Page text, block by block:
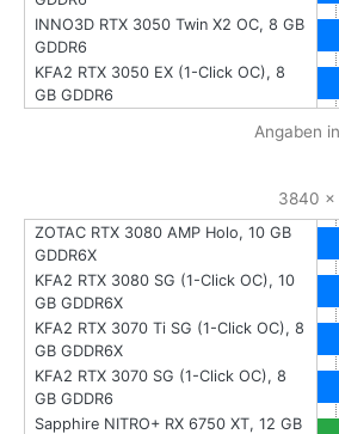
INNO3D RTX 3050 Twin X2 OC, 8 GB
GDDR6
KFA2 RTX 3050 EX (1-Click OC), 8
GB GDDR6
Angaben
3840 x
ZOTAC RTX 3080 AMP Holo, 10 GB
GDDR6X
KFA2 RTX 3080 SG (1-Click OC), 10
GB GDDR6X
KFA2 RTX 3070 Ti SG (1-Click OC), 8
GB GDDR6X
KFA2 RTX 3070 SG (1-Click OC), 8
GB GDDR6
Sapphire NITRO+ RX 6750 XT, 12 GB